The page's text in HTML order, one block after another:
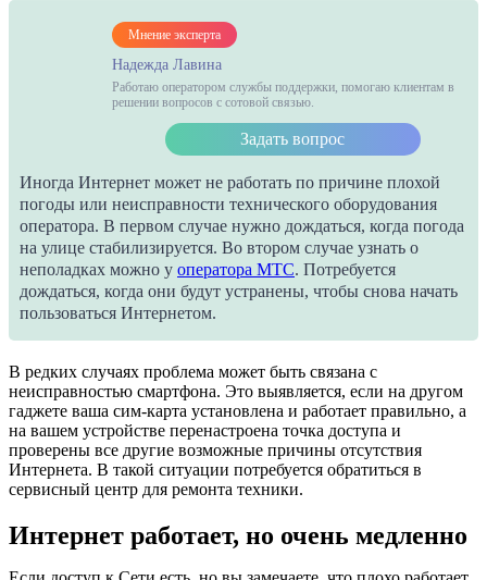
Мнение эксперта
Надежда Лавина
Работаю оператором службы поддержки, помогаю клиентам в
решении вопросов с сотовой связью.
Задать вопрос
Иногда Интернет может не работать по причине плохой
погоды или неисправности технического оборудования
оператора. В первом случае нужно дождаться, когда погода
на улице стабилизируется. Во втором случае узнать о
неполадках можно у оператора МТС. Потребуется
дождаться, когда они будут устранены, чтобы снова начать
пользоваться Интернетом.
В редких случаях проблема может быть связана с
неисправностью смартфона. Это выявляется, если на другом
гаджете ваша сим-карта установлена и работает правильно, а
на вашем устройстве перенастроена точка доступа и
проверены все другие возможные причины отсутствия
Интернета. В такой ситуации потребуется обратиться в
сервисный центр для ремонта техники.
Интернет работает, но очень медленно